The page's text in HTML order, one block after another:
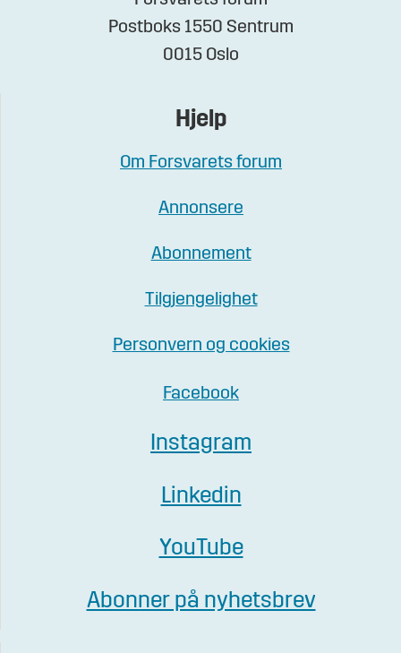
Postboks 1550 Sentrum
0015 Oslo
Hjelp
Om Forsvarets forum
Annonsere
Abonnement
Tilgjengelighet
Personvern og cookies
Facebook
Instagram
Linkedin
YouTube
Abonner på nyhetsbrev